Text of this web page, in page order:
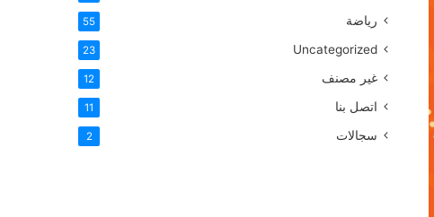
رياضة 55
Uncategorized
23
غير مصنف 12
اتصل بنا 11
سجالات 2